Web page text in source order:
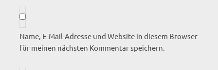
Name, E-Mail-Adresse und Website in diesem Browser
für meinen nächsten Kommentar speichern.